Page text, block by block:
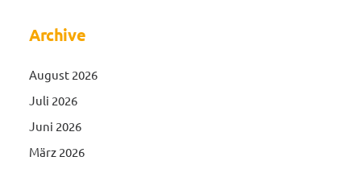
Archive
August 2026
Juli 2026
Juni 2026
März 2026